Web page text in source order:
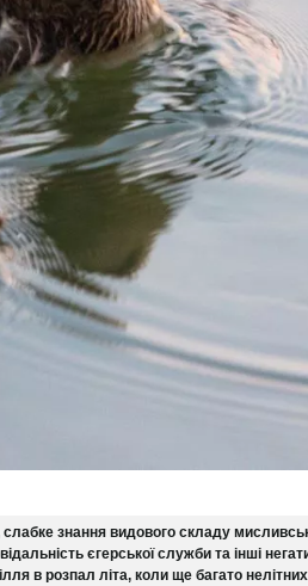
знання видового складу
єгерської служби та інші
в розпал літа, коли ще багато